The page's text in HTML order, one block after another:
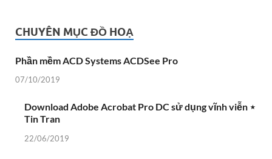
CHUYÊN MỤC ĐỒ HOẠ
Phần mềm ACD Systems ACDSee Pro
07/10/2019
Download Adobe Acrobat Pro DC sử dụng vĩnh viễn ⋆
Tin Tran
22/06/2019